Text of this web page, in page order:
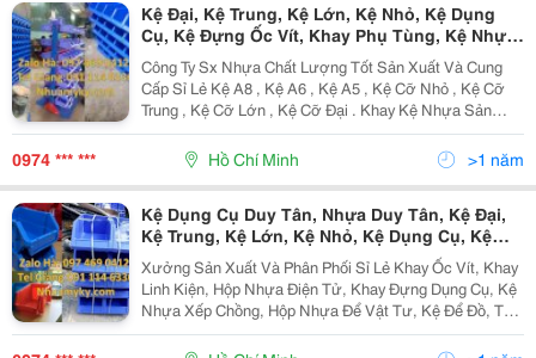
Kệ Đại, Kệ Trung, Kệ Lớn, Kệ Nhỏ, Kệ Dụng
Cụ, Kệ Đựng Ốc Vít, Khay Phụ Tùng, Kệ Nhựa,
Khay Nhựa Bít, Khay Đựng Mỹ Phẩm, Khay
Đựng Dụng Cụ Cơ Khí, Hộp Nhựa Duy
Tânkhay Phụ Tùng, Khay Nhựa, Khay Đựng
Linh Kiện,
Công Ty Sx Nhựa Chất Lượng Tốt Sản Xuất Và Cung
Cấp Sỉ Lẻ Kệ A8 , Kệ A6 , Kệ A5 , Kệ Cỡ Nhỏ , Kệ Cỡ
Trung , Kệ Cỡ Lớn , Kệ Cỡ Đại . Khay Kệ Nhựa Sản
Xuất Từ Hạt Nhựa Pp Nguyên Sinh Có Màu Xanh
Dương Rất Bền, Cấu Tạo Đơn Giản Có...
0974 *** *** Hồ Chí Minh >1 năm
Kệ Dụng Cụ Duy Tân, Nhựa Duy Tân, Kệ Đại,
Kệ Trung, Kệ Lớn, Kệ Nhỏ, Kệ Dụng Cụ, Kệ
Đựng Ốc Vít, Khay Phụ Tùng, Kệ Nhựa, Khay
Nhựa Bít, Khay Đựng Mỹ Phẩm, Khay Đựng
Dụng Cụ Cơ Khí, Hộp Nhựa Duy Tân,
Xưởng Sản Xuất Và Phân Phối Sỉ Lẻ Khay Ốc Vít, Khay
Linh Kiện, Hộp Nhựa Điện Tử, Khay Đựng Dụng Cụ, Kệ
Nhựa Xếp Chồng, Hộp Nhựa Để Vật Tư, Kệ Để Đồ, Tủ
Để Đồ, Tủ Để Dụng Cụ, Khay Nhựa Cỡ Trung, Kệ Nhựa,
Khay Nhựa Cơ Khí, Giá Để Linh, Kệ Duy Tân...